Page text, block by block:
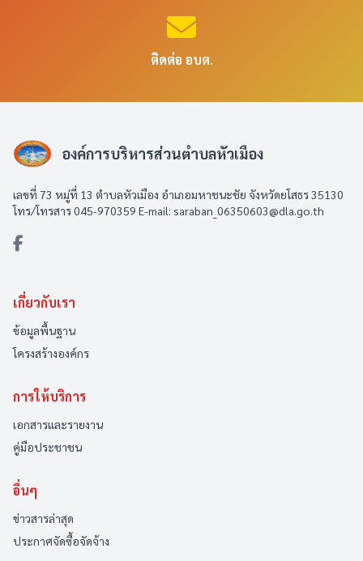
ติดต่อ อบต.
องค์การบริหารส่วนตำบลหัวเมือง
เลขที่ 73 หมู่ที่ 13 ตำบลหัวเมือง อำเภอมหาชนะชัย จังหวัดยโสธร 35130
โทร/โทรสาร 045-970359 E-mail: saraban_06350603@dla.go.th
เกี่ยวกับเรา
ข้อมูลพื้นฐาน
โครงสร้างองค์กร
การให้บริการ
เอกสารและรายงาน
คู่มือประชาชน
อื่นๆ
ข่าวสารล่าสุด
ประกาศจัดซื้อจัดจ้าง